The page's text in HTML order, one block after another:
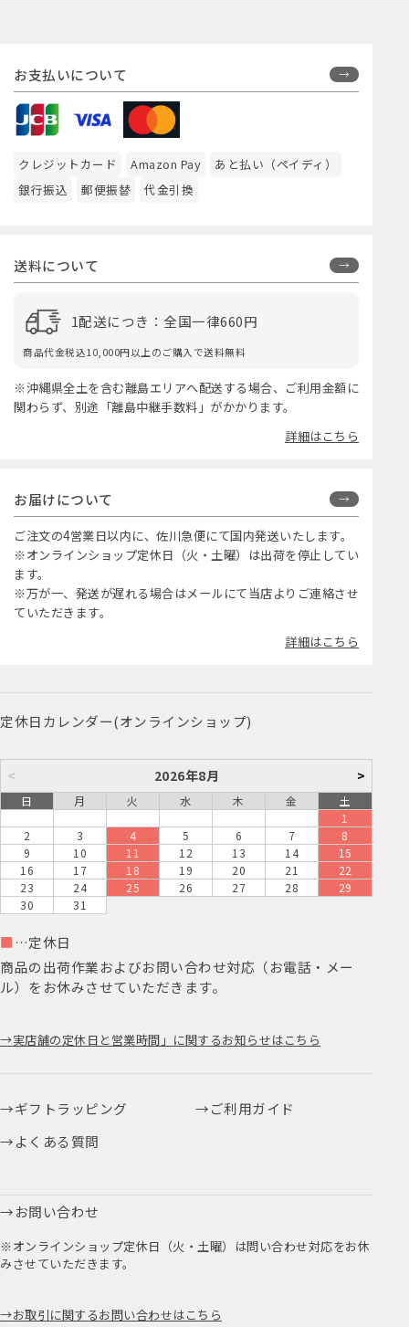
お支払いについて
クレジットカード Amazon Pay
あと払い（ペイディ）
銀行振込
郵便振替 代金引換
送料について
1配送につき：全国一律660円
商品代金税込10,000円以上のご購入で送料無料
※沖縄県全土を含む離島エリアへ配送する場合、ご利用金額に
関わらず、別途「離島中継手数料」がかかります。
詳細はこちら
お届けについて
ご注文の4営業日以内に、佐川急便にて国内発送いたします。
※オンラインショップ定休日（火・土曜）は出荷を停止してい
ます。
※万が一、発送が遅れる場合はメールにて当店よりご連絡させ
ていただきます。
詳細はこちら
定休日カレンダー(オンラインショップ)
< 2026年8月 >
日 月 火 水 木 金
土
1
2
3 4 5 6 7
8
9
10 11 12 13 14
15
16
17 18 19 20 21
22
23
24 25 26 27 28
29
30
31
■ …定休日
商品の出荷作業およびお問い合わせ対応（お電話・メー
ル）をお休みさせていただきます。
実店舗の定休日と営業時間」に関するお知らせはこちら
ギフトラッピング
ご利用ガイド
よくある質問
お問い合わせ
※オンラインショップ定休日（火・土曜）は問い合わせ対応をお休
みさせていただきます。
お取引に関するお問い合わせはこちら